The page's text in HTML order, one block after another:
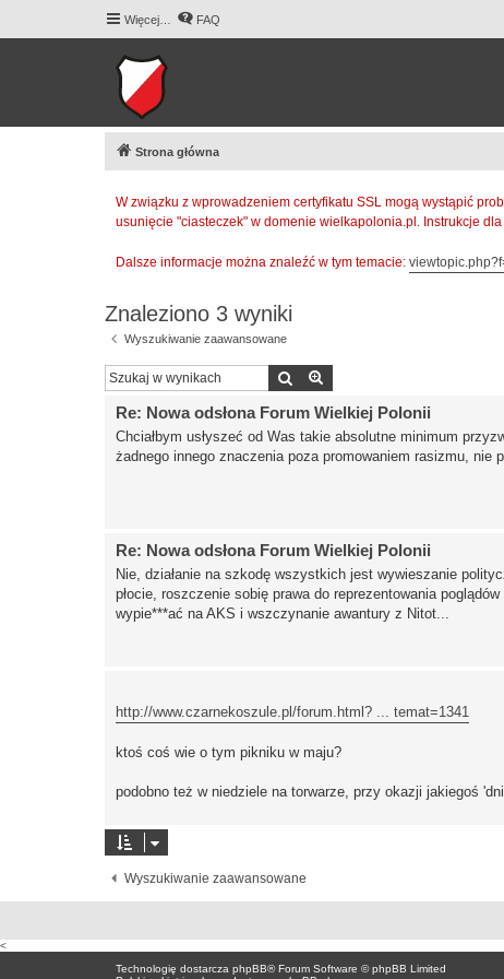
Więcej… FAQ
Strona główna
W związku z wprowadzeniem certyfikatu SSL mogą wystąpić
usunięcie "ciasteczek" w domenie wielkapolonia.pl. Instrukcje
Dalsze informacje można znaleźć w tym temacie:
Znaleziono 3 wyniki
Wyszukiwanie zaawansowane
Szukaj
Re: Nowa odsłona Forum Wielkiej Polonii
Chciałbym usłyszeć od Was takie absolutne minimum
żadnego innego znaczenia poza promowaniem rasizmu, nie
Re: Nowa odsłona Forum Wielkiej Polonii
Nie, działanie na szkodę wszystkich jest wywieszanie
płocie, roszczenie sobię prawa do reprezentowania
wypie***ać na AKS i wszczynanie awantury z Nitot...
http://www.czarnekoszule.pl/forum.html? ... temat=1341
ktoś coś wie o tym pikniku w maju?
podobno też w niedziele na torwarze, przy okazji jakiegoś
Wyszukiwanie zaawansowane
<
Technologię dostarcza phpBB® Forum Software © phpBB Limited